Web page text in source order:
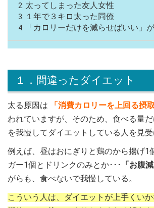
太ってしまった友人女性
１年で３キロ太った同僚
「カロリーだけを減らせばいい」
１．間違ったダイエット
太る原因は 「消費カロリーを上回る摂
われていますが、そのため、食べる量
を我慢してダイエットしている人を見受
例えば、昼はおにぎりと鶏のから揚げ1
ガー1個とドリンクのみとか･･･
「お腹
がらも、食べないで我慢している。
こういう人は、ダイエットが上手くい